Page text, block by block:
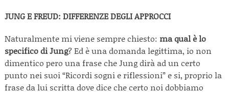
JUNG E FREUD: DIFFERENZE DEGLI APPROCCI
Naturalmente mi viene sempre chiesto: ma qual è lo
specifico di Jung? Ed è una domanda legittima, io non
dimentico pero una frase che Jung dirà ad un certo
punto nei suoi “Ricordi sogni e riflessioni” e si, proprio la
frase da lui scritta dove dice che certo noi dobbiamo